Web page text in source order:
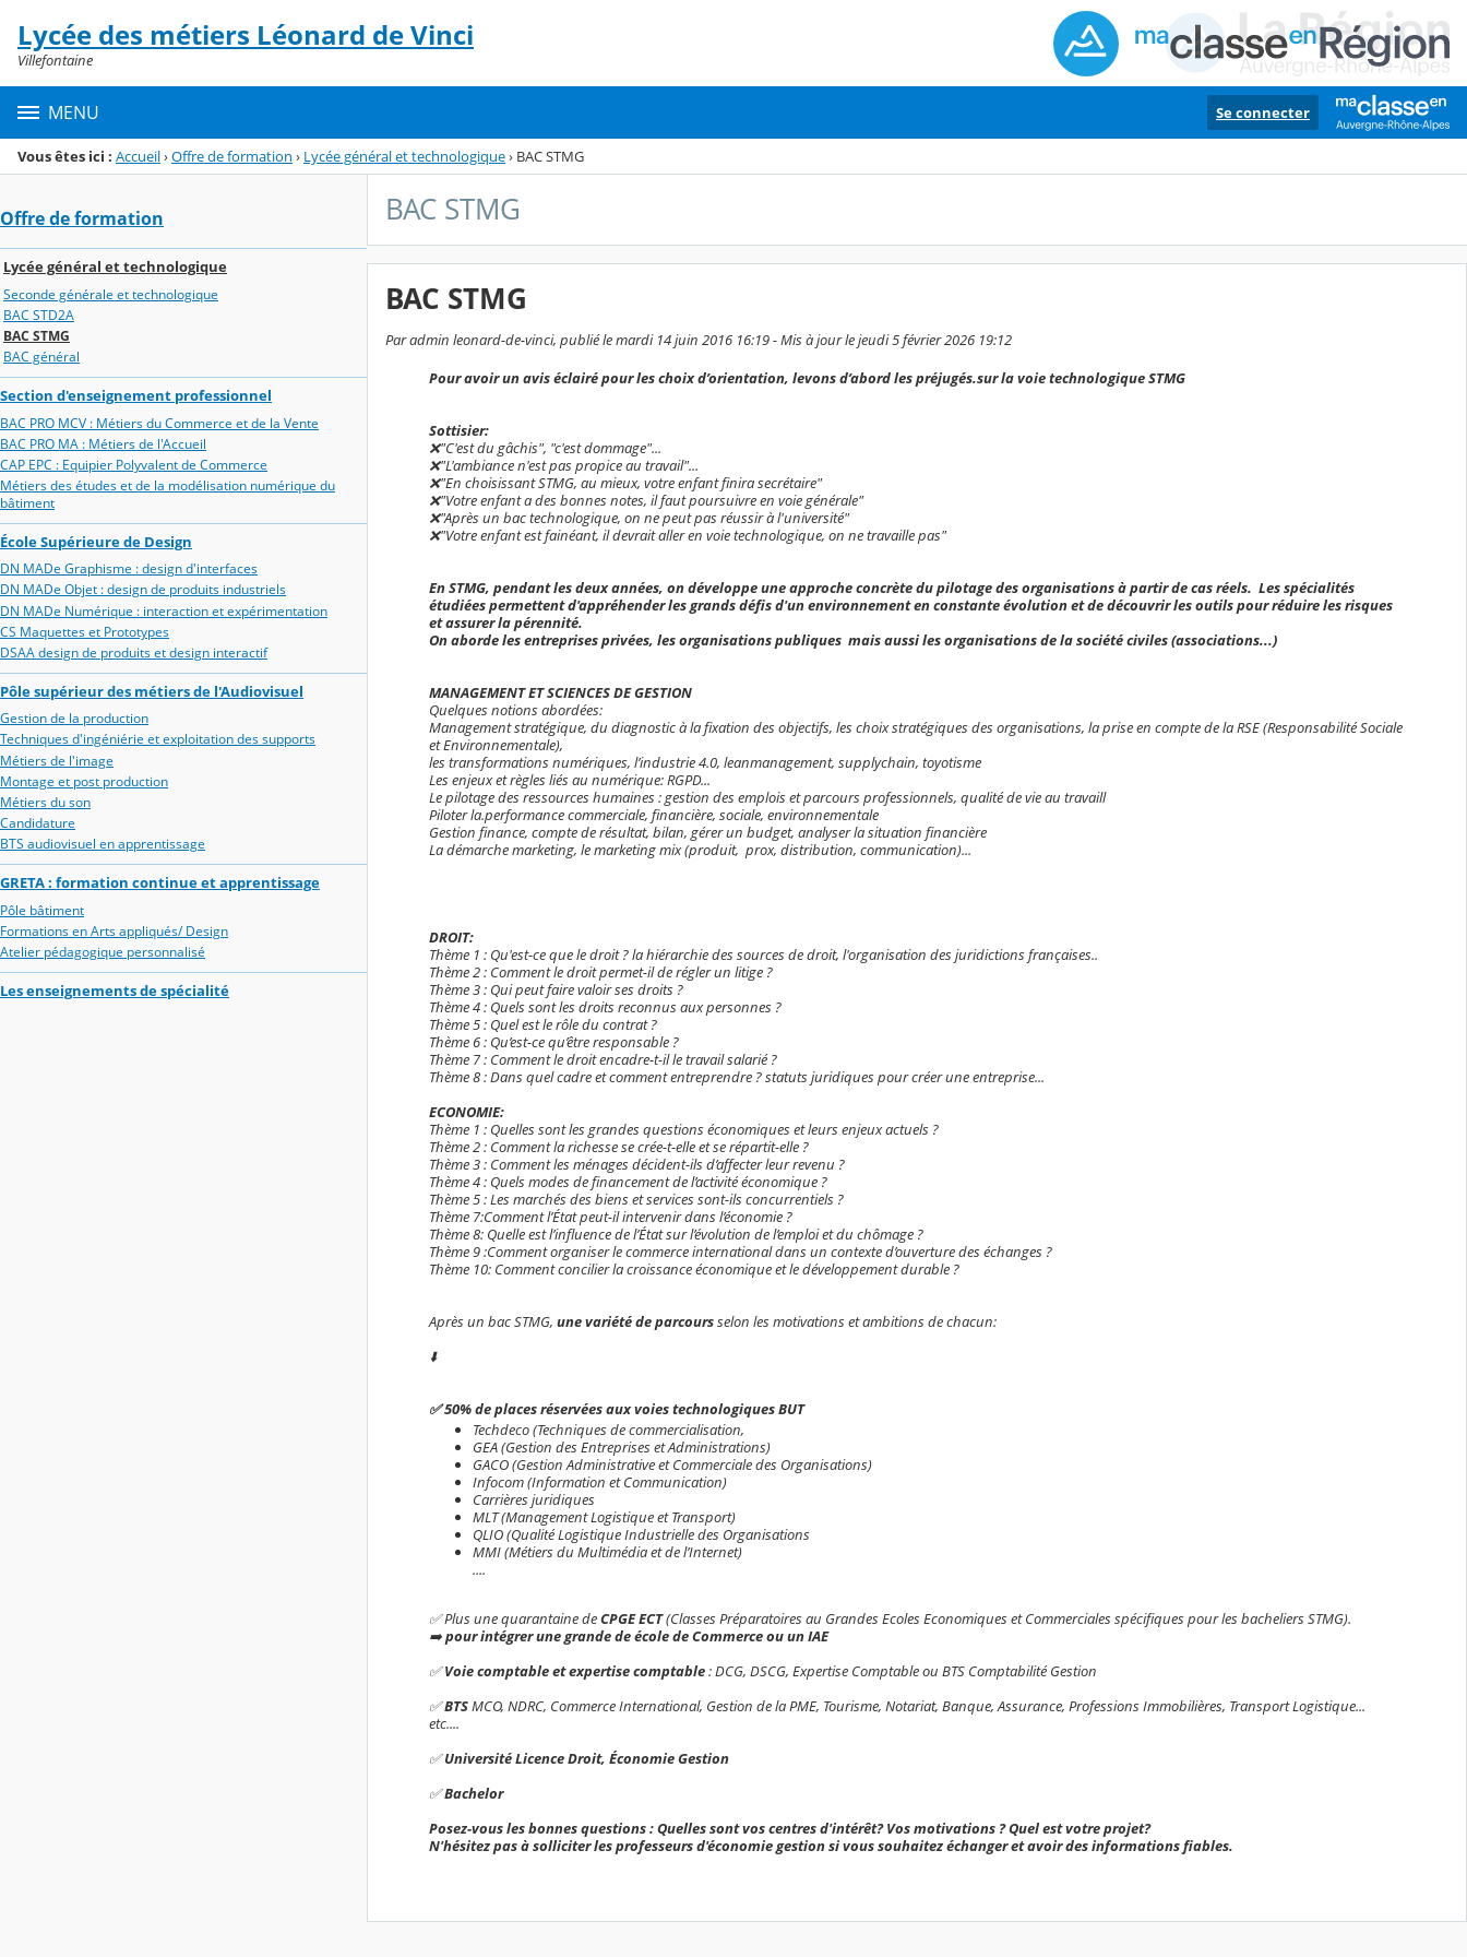
Menu de la rubrique
Contenu
Lycée des métiers Léonard de Vinci
Villefontaine
MENU Se connecter
Vous êtes ici : Accueil›Offre de formation › Lycée général et technologique› BAC STMG
Offre de formation
Lycée général et technologique
Seconde générale et technologique
BAC STD2A
BAC STMG
BAC général
Section d'enseignement professionnel
BAC PRO MCV : Métiers du Commerce et de la Vente
BAC PRO MA : Métiers de l'Accueil
CAP EPC : Equipier Polyvalent de Commerce
Métiers des études et de la modélisation numérique du
bâtiment
École Supérieure de Design
DN MADe Graphisme : design d'interfaces
DN MADe Objet : design de produits industriels
DN MADe Numérique : interaction et expérimentation
CS Maquettes et Prototypes
DSAA design de produits et design interactif
Pôle supérieur des métiers de l'Audiovisuel
Gestion de la production
Techniques d'ingéniérie et exploitation des supports
Métiers de l'image
Montage et post production
Métiers du son
Candidature
BTS audiovisuel en apprentissage
GRETA : formation continue et apprentissage
Pôle bâtiment
Formations en Arts appliqués/ Design
Atelier pédagogique personnalisé
Les enseignements de spécialité
BAC STMG
BAC STMG
Par admin leonard-de-vinci, publié le mardi 14 juin 2016 16:19 - Mis à jour le jeudi 5 février 2026 19:12
Pour avoir un avis éclairé pour les choix d’orientation, levons d’abord les préjugés.sur la voie technologique STMG
Sottisier:
❌️"C'est du gâchis", "c'est dommage"...
❌️"L'ambiance n'est pas propice au travail"...
❌️"En choisissant STMG, au mieux, votre enfant finira secrétaire"
❌️"Votre enfant a des bonnes notes, il faut poursuivre en voie générale"
❌️"Après un bac technologique, on ne peut pas réussir à l'université"
❌️"Votre enfant est fainéant, il devrait aller en voie technologique, on ne travaille pas"
En STMG, pendant les deux années, on développe une approche concrète du pilotage des organisations à partir de cas réels. Les spécialités
étudiées permettent d'appréhender les grands défis d'un environnement en constante évolution et de découvrir les outils pour réduire les risques
et assurer la pérennité.
On aborde les entreprises privées, les organisations publiques mais aussi les organisations de la société civiles (associations...)
MANAGEMENT ET SCIENCES DE GESTION
Quelques notions abordées:
Management stratégique, du diagnostic à la fixation des objectifs, les choix stratégiques des organisations, la prise en compte de la RSE (Responsabilité Sociale
et Environnementale),
les transformations numériques, l’industrie 4.0, leanmanagement, supplychain, toyotisme
Les enjeux et règles liés au numérique: RGPD...
Le pilotage des ressources humaines : gestion des emplois et parcours professionnels, qualité de vie au travaill
Piloter la.performance commerciale, financière, sociale, environnementale
Gestion finance, compte de résultat, bilan, gérer un budget, analyser la situation financière
La démarche marketing, le marketing mix (produit, prox, distribution, communication)...
DROIT:
Thème 1 : Qu'est-ce que le droit ? la hiérarchie des sources de droit, l'organisation des juridictions françaises..
Thème 2 : Comment le droit permet-il de régler un litige ?
Thème 3 : Qui peut faire valoir ses droits ?
Thème 4 : Quels sont les droits reconnus aux personnes ?
Thème 5 : Quel est le rôle du contrat ?
Thème 6 : Qu’est-ce qu’être responsable ?
Thème 7 : Comment le droit encadre-t-il le travail salarié ?
Thème 8 : Dans quel cadre et comment entreprendre ? statuts juridiques pour créer une entreprise...
ECONOMIE:
Thème 1 : Quelles sont les grandes questions économiques et leurs enjeux actuels ?
Thème 2 : Comment la richesse se crée-t-elle et se répartit-elle ?
Thème 3 : Comment les ménages décident-ils d’affecter leur revenu ?
Thème 4 : Quels modes de financement de l’activité économique ?
Thème 5 : Les marchés des biens et services sont-ils concurrentiels ?
Thème 7:Comment l’État peut-il intervenir dans l’économie ?
Thème 8: Quelle est l’influence de l’État sur l’évolution de l’emploi et du chômage ?
Thème 9 :Comment organiser le commerce international dans un contexte d’ouverture des échanges ?
Thème 10: Comment concilier la croissance économique et le développement durable ?
Après un bac STMG, une variété de parcoursselon les motivations et ambitions de chacun:
⬇️
✅️ 50% de places réservées aux voies technologiques BUT
Techdeco (Techniques de commercialisation,
GEA (Gestion des Entreprises et Administrations)
GACO (Gestion Administrative et Commerciale des Organisations)
Infocom (Information et Communication)
Carrières juridiques
MLT (Management Logistique et Transport)
QLIO (Qualité Logistique Industrielle des Organisations
MMI (Métiers du Multimédia et de l’Internet)
....
✅️ Plus une quarantaine deCPGE ECT(Classes Préparatoires au Grandes Ecoles Economiques et Commerciales spécifiques pour les bacheliers STMG).
➡️pour intégrer une grande de école de Commerce ou un IAE
✅️Voie comptable et expertise comptable: DCG, DSCG, Expertise Comptable ou BTS Comptabilité Gestion
✅️BTSMCO, NDRC, Commerce International, Gestion de la PME, Tourisme, Notariat, Banque, Assurance, Professions Immobilières, Transport Logistique...
etc....
✅️Université Licence Droit, Économie Gestion
✅️Bachelor
Posez-vous les bonnes questions : Quelles sont vos centres d'intérêt? Vos motivations ? Quel est votre projet?
N'hésitez pas à solliciter les professeurs d'économie gestion si vous souhaitez échanger et avoir des informations fiables.